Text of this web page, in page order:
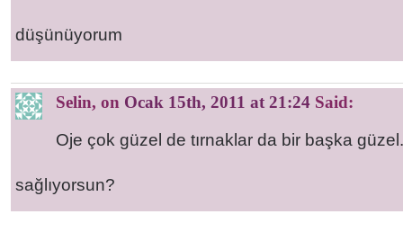
düşünüyorum
Selin, on Ocak 15th, 2011 at 21:24 Said:
Oje çok güzel de tırnaklar da bir başka
sağlıyorsun?